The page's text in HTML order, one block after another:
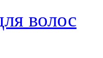
волос